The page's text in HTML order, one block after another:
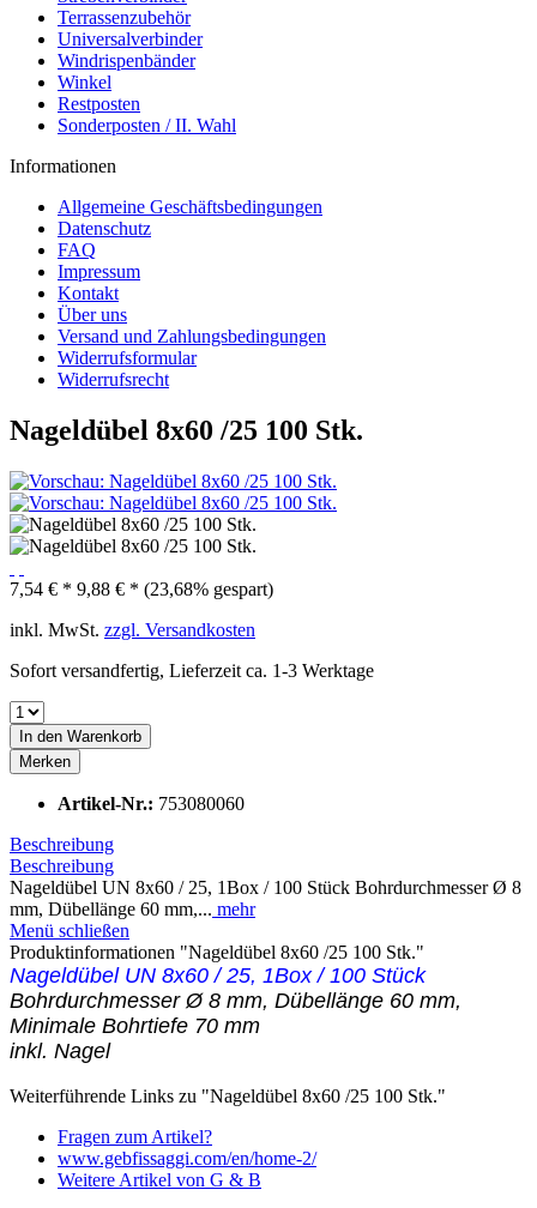
Terrassenzubehör
Universalverbinder
Windrispenbänder
Winkel
Restposten
Sonderposten / II. Wahl
Informationen
Allgemeine Geschäftsbedingungen
Datenschutz
FAQ
Impressum
Kontakt
Über uns
Versand und Zahlungsbedingungen
Widerrufsformular
Widerrufsrecht
Nageldübel 8x60 /25 100 Stk.
7,54 € * 9,88 € * (23,68% gespart)
inkl. MwSt. zzgl. Versandkosten
Sofort versandfertig, Lieferzeit ca. 1-3 Werktage
In den Warenkorb
Merken
Artikel-Nr.: 753080060
Beschreibung
Beschreibung
Nageldübel UN 8x60 / 25, 1Box / 100 Stück Bohrdurchmesser Ø 8
mm, Dübellänge 60 mm,... mehr
Menü schließen
Produktinformationen "Nageldübel 8x60 /25 100 Stk."
Nageldübel UN 8x60 / 25, 1Box / 100 Stück
Bohrdurchmesser Ø 8 mm, Dübellänge 60 mm,
Minimale Bohrtiefe 70 mm
inkl. Nagel
Weiterführende Links zu "Nageldübel 8x60 /25 100 Stk."
Fragen zum Artikel?
www.gebfissaggi.com/en/home-2/
Weitere Artikel von G & B